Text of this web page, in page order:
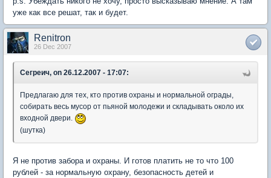
уже как все решат, так и будет.
Renitron
26 Dec 2007
Сегреич, on 26.12.2007 - 17:07:
Предлагаю для тех, кто против охраны и нормальной ограды,
собирать весь мусор от пьяной молодежи и складывать около их
входной двери.
(шутка)
Я не против забора и охраны. И готов платить не то что 100
рублей - за нормальную охрану, безопасность детей и